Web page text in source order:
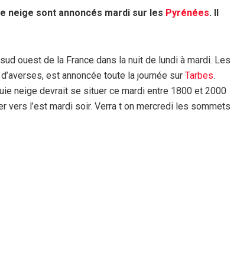
neige sont annoncés mardi sur les Pyrénées. Il
ouest de la France dans la nuit de lundi à mardi. Les
est annoncée toute la journée sur Tarbes.
neige devrait se situer ce mardi entre 1800 et 2000
vers l’est mardi soir. Verra t on mercredi les sommets